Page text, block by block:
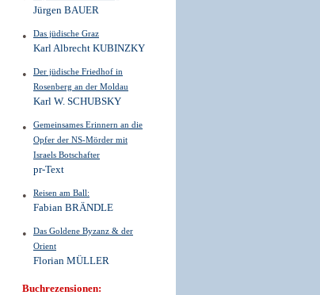
Jürgen BAUER
Das jüdische Graz
Karl Albrecht KUBINZKY
Der jüdische Friedhof in
Rosenberg an der Moldau
Karl W. SCHUBSKY
Gemeinsames Erinnern an die
Opfer der NS-Mörder mit
Israels Botschafter
pr-Text
Reisen am Ball:
Fabian BRÄNDLE
Das Goldene Byzanz & der
Orient
Florian MÜLLER
Buchrezensionen: